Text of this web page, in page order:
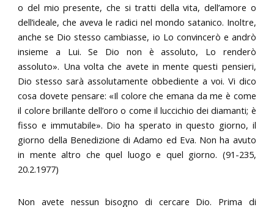
o del mio presente, che si tratti della vita, dell’amore o
dell’ideale, che aveva le radici nel mondo satanico. Inoltre,
anche se Dio stesso cambiasse, io Lo convincerò e andrò
insieme a Lui. Se Dio non è assoluto, Lo renderò
assoluto». Una volta che avete in mente questi pensieri,
Dio stesso sarà assolutamente obbediente a voi. Vi dico
cosa dovete pensare: «Il colore che emana da me è come
il colore brillante dell’oro o come il luccichio dei diamanti; è
fisso e immutabile». Dio ha sperato in questo giorno, il
giorno della Benedizione di Adamo ed Eva. Non ha avuto
in mente altro che quel luogo e quel giorno. (91-235,
20.2.1977)
Non avete nessun bisogno di cercare Dio. Prima di